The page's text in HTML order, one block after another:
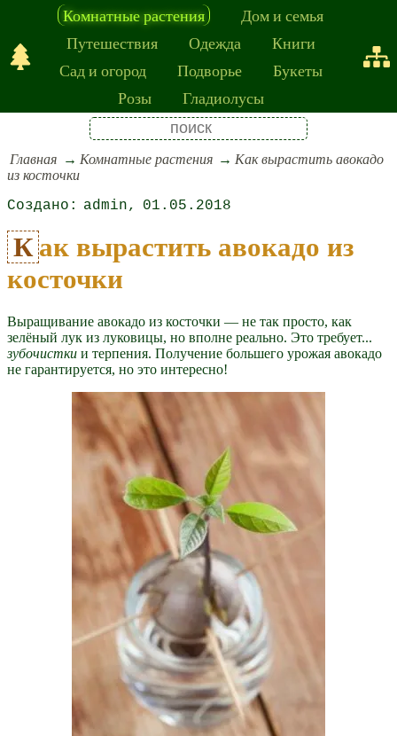
Комнатные растения
Дом и семья
Путешествия
Одежда
Книги
Сад и огород
Подворье
Букеты
Розы
Гладиолусы
Главная Комнатные растения
Как вырастить авокадо
из косточки
admin 01.05.2018
Как вырастить авокадо из
косточки
Выращивание авокадо из косточки — не так просто, как
зелёный лук из луковицы, но вполне реально. Это требует...
зубочистки и терпения. Получение большего урожая авокадо
не гарантируется, но это интересно!